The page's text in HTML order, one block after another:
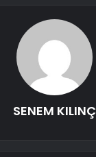
SENEM KILINÇ